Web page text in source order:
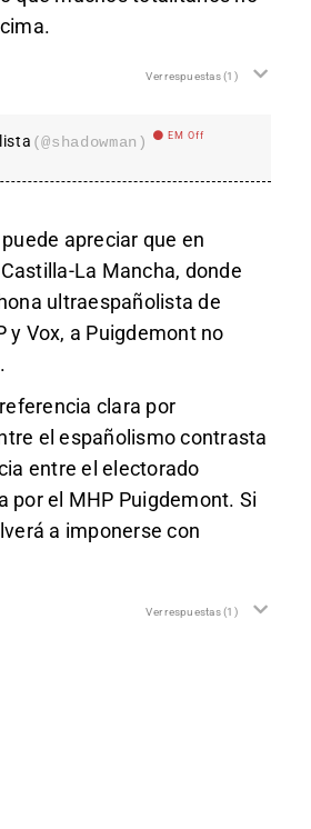
Ver respuestas(1)
(@shadowman) EM Off
apreciar que en
La Mancha, donde
ultraespañolista de
y Vox, a Puigdemont no
clara por
el españolismo contrasta
entre el electorado
por el MHP Puigdemont. Si
a imponerse con
Ver respuestas(1)